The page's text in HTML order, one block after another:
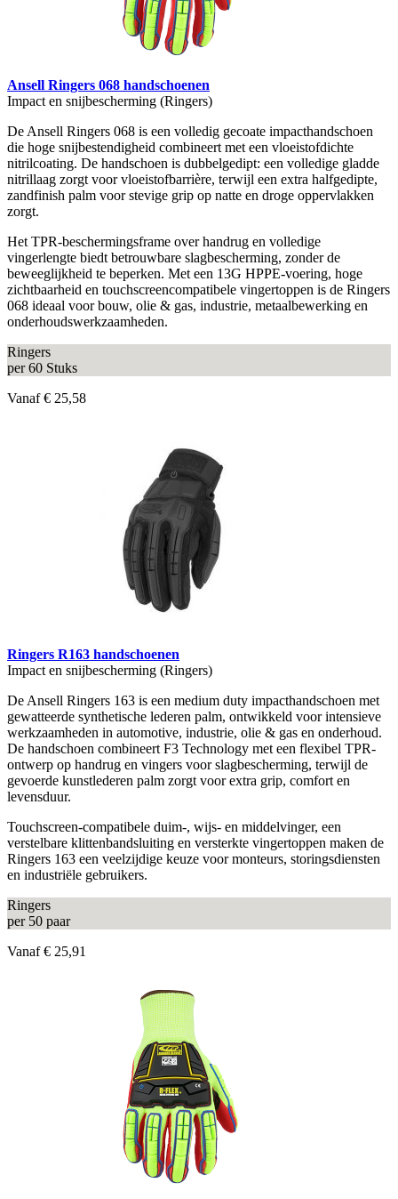
Ansell Ringers 068 handschoenen
Impact en snijbescherming (Ringers)
De Ansell Ringers 068 is een volledig gecoate impacthandschoen
die hoge snijbestendigheid combineert met een vloeistofdichte
nitrilcoating. De handschoen is dubbelgedipt: een volledige gladde
nitrillaag zorgt voor vloeistofbarrière, terwijl een extra halfgedipte,
zandfinish palm voor stevige grip op natte en droge oppervlakken
zorgt.
Het TPR-beschermingsframe over handrug en volledige
vingerlengte biedt betrouwbare slagbescherming, zonder de
beweeglijkheid te beperken. Met een 13G HPPE-voering, hoge
zichtbaarheid en touchscreencompatibele vingertoppen is de Ringers
068 ideaal voor bouw, olie & gas, industrie, metaalbewerking en
onderhoudswerkzaamheden.
Ringers
per 60 Stuks
Vanaf € 25,58
Ringers R163 handschoenen
Impact en snijbescherming (Ringers)
De Ansell Ringers 163 is een medium duty impacthandschoen met
gewatteerde synthetische lederen palm, ontwikkeld voor intensieve
werkzaamheden in automotive, industrie, olie & gas en onderhoud.
De handschoen combineert F3 Technology met een flexibel TPR-
ontwerp op handrug en vingers voor slagbescherming, terwijl de
gevoerde kunstlederen palm zorgt voor extra grip, comfort en
levensduur.
Touchscreen-compatibele duim-, wijs- en middelvinger, een
verstelbare klittenbandsluiting en versterkte vingertoppen maken de
Ringers 163 een veelzijdige keuze voor monteurs, storingsdiensten
en industriële gebruikers.
Ringers
per 50 paar
Vanaf € 25,91